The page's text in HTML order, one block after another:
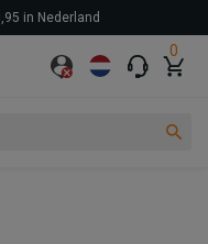
0
in Nederland